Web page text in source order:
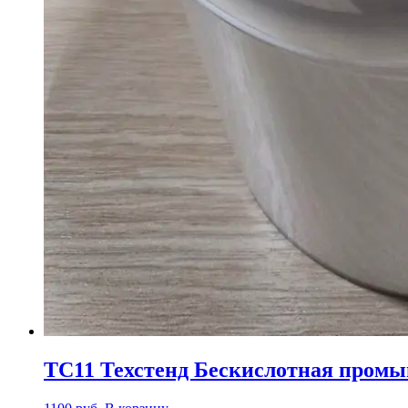
ТС11 Техстенд Бескислотная